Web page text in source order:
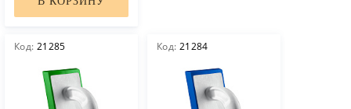
Код: 21285 Код: 21284